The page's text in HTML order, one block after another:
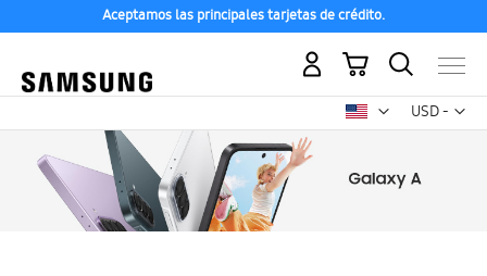
Aceptamos las principales tarjetas de crédito.
USD -
dólar
Mi carrito